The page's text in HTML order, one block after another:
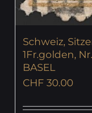
Schweiz,
1Fr.golden,
BASEL
CHF 30.00